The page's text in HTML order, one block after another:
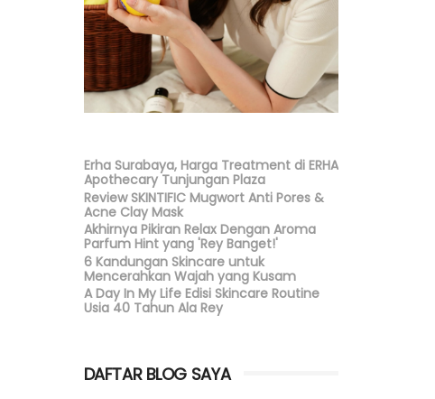
Erha Surabaya, Harga Treatment di ERHA
Apothecary Tunjungan Plaza
Review SKINTIFIC Mugwort Anti Pores &
Acne Clay Mask
Akhirnya Pikiran Relax Dengan Aroma
Parfum Hint yang 'Rey Banget!'
6 Kandungan Skincare untuk
Mencerahkan Wajah yang Kusam
A Day In My Life Edisi Skincare Routine
Usia 40 Tahun Ala Rey
DAFTAR BLOG SAYA